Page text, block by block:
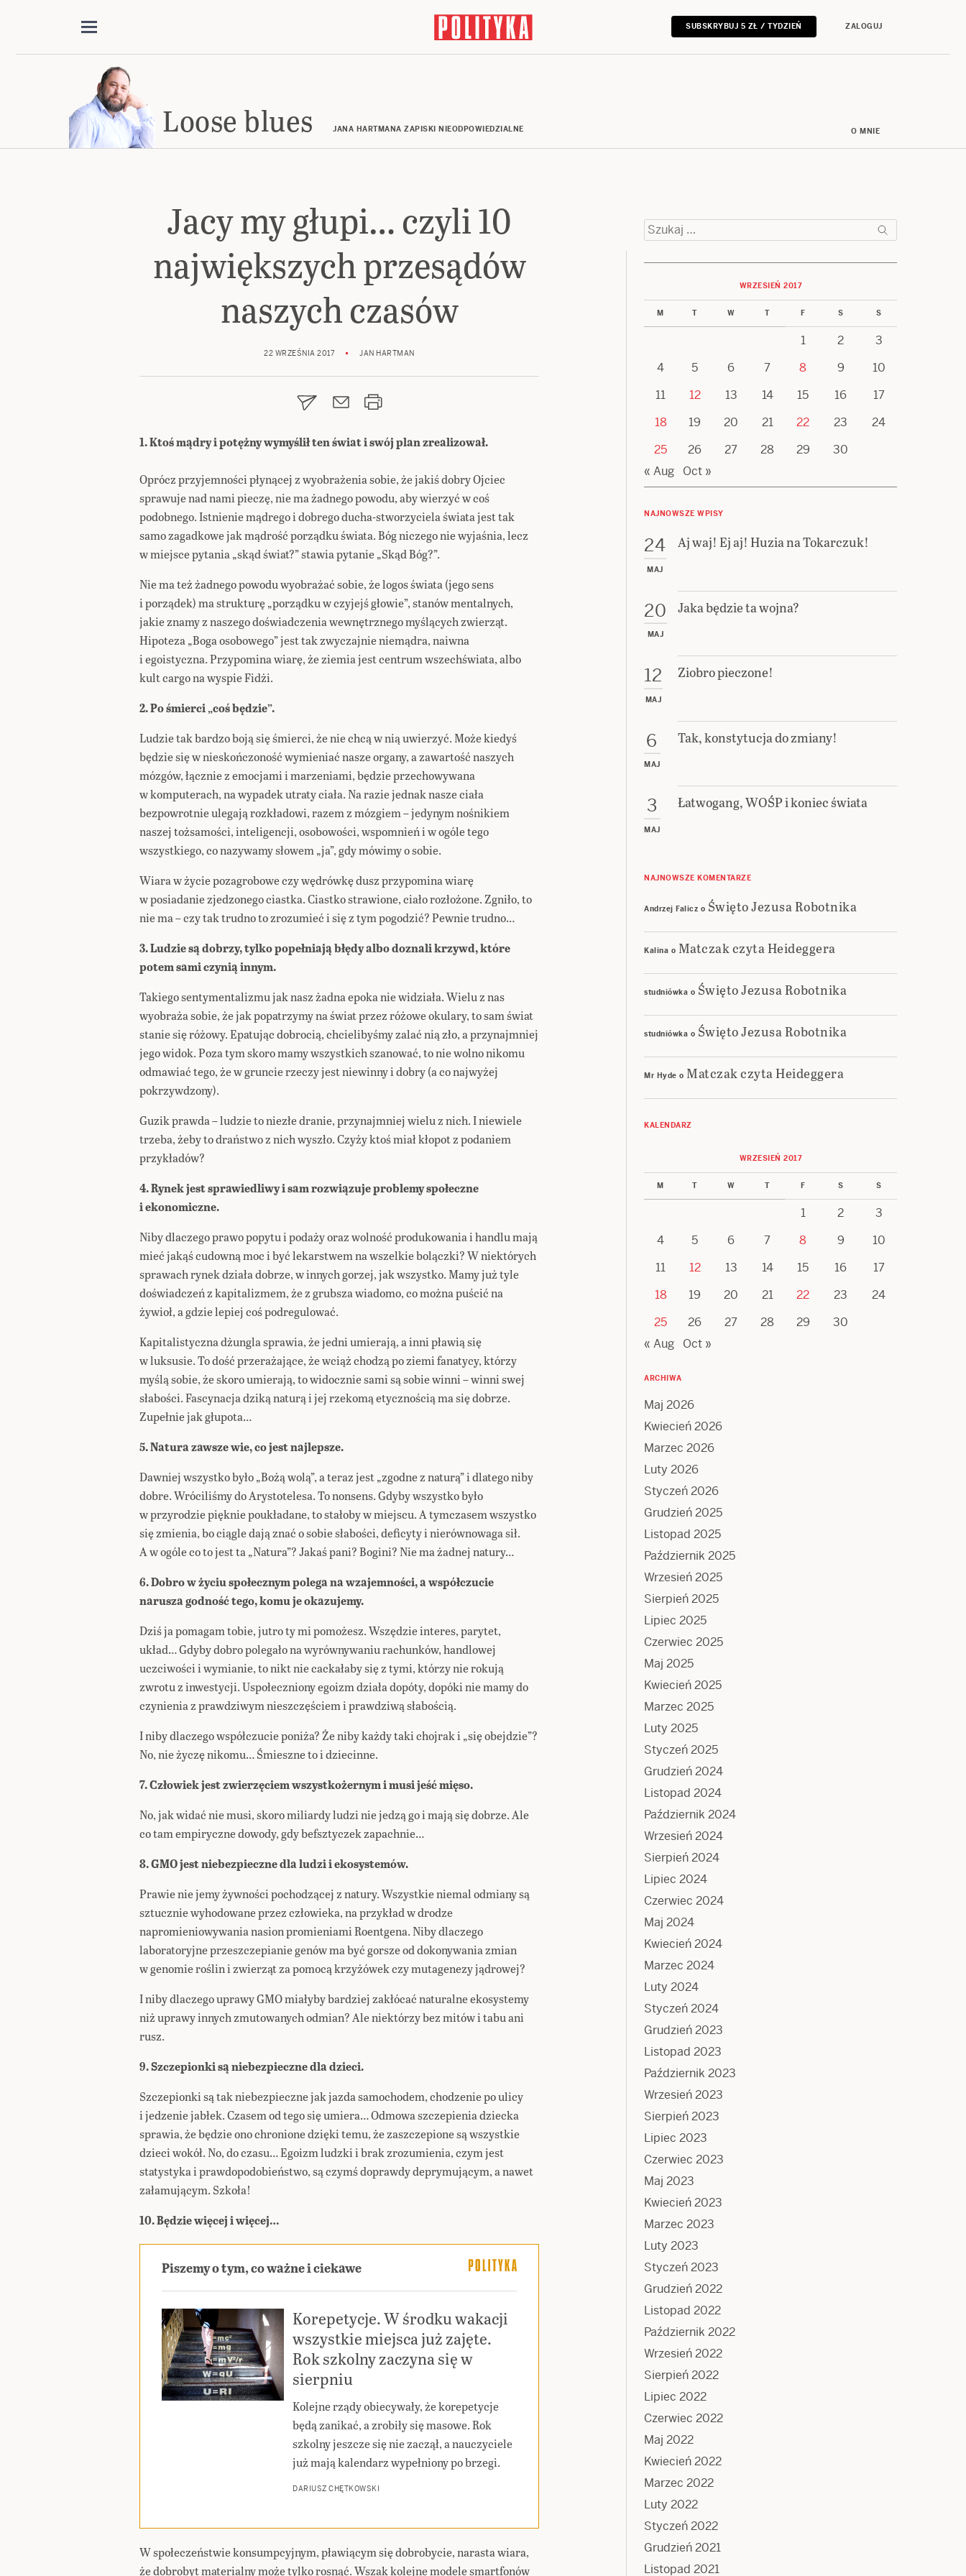
SUBSKRYBUJ 5 ZŁ / TYDZIEŃ ZALOGUJ
Loose blues JANA HARTMANA ZAPISKI NIEODPOWIEDZIALNE O MNIE
Jacy my głupi… czyli 10
największych przesądów
naszych czasów
22 WRZEŚNIA 2017 JAN HARTMAN
1. Ktoś mądry i potężny wymyślił ten świat i swój plan zrealizował.
Oprócz przyjemności płynącej z wyobrażenia sobie, że jakiś dobry Ojciec
sprawuje nad nami pieczę, nie ma żadnego powodu, aby wierzyć w coś
podobnego. Istnienie mądrego i dobrego ducha-stworzyciela świata jest tak
samo zagadkowe jak mądrość porządku świata. Bóg niczego nie wyjaśnia, lecz
w miejsce pytania „skąd świat?” stawia pytanie „Skąd Bóg?”.
Nie ma też żadnego powodu wyobrażać sobie, że logos świata (jego sens
i porządek) ma strukturę „porządku w czyjejś głowie”, stanów mentalnych,
jakie znamy z naszego doświadczenia wewnętrznego myślących zwierząt.
Hipoteza „Boga osobowego” jest tak zwyczajnie niemądra, naiwna
i egoistyczna. Przypomina wiarę, że ziemia jest centrum wszechświata, albo
kult cargo na wyspie Fidżi.
2. Po śmierci „coś będzie”.
Ludzie tak bardzo boją się śmierci, że nie chcą w nią uwierzyć. Może kiedyś
będzie się w nieskończoność wymieniać nasze organy, a zawartość naszych
mózgów, łącznie z emocjami i marzeniami, będzie przechowywana
w komputerach, na wypadek utraty ciała. Na razie jednak nasze ciała
bezpowrotnie ulegają rozkładowi, razem z mózgiem – jedynym nośnikiem
naszej tożsamości, inteligencji, osobowości, wspomnień i w ogóle tego
wszystkiego, co nazywamy słowem „ja”, gdy mówimy o sobie.
Wiara w życie pozagrobowe czy wędrówkę dusz przypomina wiarę
w posiadanie zjedzonego ciastka. Ciastko strawione, ciało rozłożone. Zgniło, to
nie ma – czy tak trudno to zrozumieć i się z tym pogodzić? Pewnie trudno…
3. Ludzie są dobrzy, tylko popełniają błędy albo doznali krzywd, które
potem sami czynią innym.
Takiego sentymentalizmu jak nasz żadna epoka nie widziała. Wielu z nas
wyobraża sobie, że jak popatrzymy na świat przez różowe okulary, to sam świat
stanie się różowy. Epatując dobrocią, chcielibyśmy zalać nią zło, a przynajmniej
jego widok. Poza tym skoro mamy wszystkich szanować, to nie wolno nikomu
odmawiać tego, że w gruncie rzeczy jest niewinny i dobry (a co najwyżej
pokrzywdzony).
Guzik prawda – ludzie to niezłe dranie, przynajmniej wielu z nich. I niewiele
trzeba, żeby to draństwo z nich wyszło. Czyży ktoś miał kłopot z podaniem
przykładów?
4. Rynek jest sprawiedliwy i sam rozwiązuje problemy społeczne
i ekonomiczne.
Niby dlaczego prawo popytu i podaży oraz wolność produkowania i handlu mają
mieć jakąś cudowną moc i być lekarstwem na wszelkie bolączki? W niektórych
sprawach rynek działa dobrze, w innych gorzej, jak wszystko. Mamy już tyle
doświadczeń z kapitalizmem, że z grubsza wiadomo, co można puścić na
żywioł, a gdzie lepiej coś podregulować.
Kapitalistyczna dżungla sprawia, że jedni umierają, a inni pławią się
w luksusie. To dość przerażające, że wciąż chodzą po ziemi fanatycy, którzy
myślą sobie, że skoro umierają, to widocznie sami są sobie winni – winni swej
słabości. Fascynacja dziką naturą i jej rzekomą etycznością ma się dobrze.
Zupełnie jak głupota…
5. Natura zawsze wie, co jest najlepsze.
Dawniej wszystko było „Bożą wolą”, a teraz jest „zgodne z naturą” i dlatego niby
dobre. Wróciliśmy do Arystotelesa. To nonsens. Gdyby wszystko było
w przyrodzie pięknie poukładane, to stałoby w miejscu. A tymczasem wszystko
się zmienia, bo ciągle dają znać o sobie słabości, deficyty i nierównowaga sił.
A w ogóle co to jest ta „Natura”? Jakaś pani? Bogini? Nie ma żadnej natury…
6. Dobro w życiu społecznym polega na wzajemności, a współczucie
narusza godność tego, komu je okazujemy.
Dziś ja pomagam tobie, jutro ty mi pomożesz. Wszędzie interes, parytet,
układ… Gdyby dobro polegało na wyrównywaniu rachunków, handlowej
uczciwości i wymianie, to nikt nie cackałaby się z tymi, którzy nie rokują
zwrotu z inwestycji. Uspołeczniony egoizm działa dopóty, dopóki nie mamy do
czynienia z prawdziwym nieszczęściem i prawdziwą słabością.
I niby dlaczego współczucie poniża? Że niby każdy taki chojrak i „się obejdzie”?
No, nie życzę nikomu… Śmieszne to i dziecinne.
7. Człowiek jest zwierzęciem wszystkożernym i musi jeść mięso.
No, jak widać nie musi, skoro miliardy ludzi nie jedzą go i mają się dobrze. Ale
co tam empiryczne dowody, gdy befsztyczek zapachnie…
8. GMO jest niebezpieczne dla ludzi i ekosystemów.
Prawie nie jemy żywności pochodzącej z natury. Wszystkie niemal odmiany są
sztucznie wyhodowane przez człowieka, na przykład w drodze
napromieniowywania nasion promieniami Roentgena. Niby dlaczego
laboratoryjne przeszczepianie genów ma być gorsze od dokonywania zmian
w genomie roślin i zwierząt za pomocą krzyżówek czy mutagenezy jądrowej?
I niby dlaczego uprawy GMO miałyby bardziej zakłócać naturalne ekosystemy
niż uprawy innych zmutowanych odmian? Ale niektórzy bez mitów i tabu ani
rusz.
9. Szczepionki są niebezpieczne dla dzieci.
Szczepionki są tak niebezpieczne jak jazda samochodem, chodzenie po ulicy
i jedzenie jabłek. Czasem od tego się umiera… Odmowa szczepienia dziecka
sprawia, że będzie ono chronione dzięki temu, że zaszczepione są wszystkie
dzieci wokół. No, do czasu… Egoizm ludzki i brak zrozumienia, czym jest
statystyka i prawdopodobieństwo, są czymś doprawdy deprymującym, a nawet
załamującym. Szkoła!
10. Będzie więcej i więcej…
Piszemy o tym, co ważne i ciekawe
Korepetycje. W środku wakacji
wszystkie miejsca już zajęte.
Rok szkolny zaczyna się w
sierpniu
Kolejne rządy obiecywały, że korepetycje
będą zanikać, a zrobiły się masowe. Rok
szkolny jeszcze się nie zaczął, a nauczyciele
już mają kalendarz wypełniony po brzegi.
DARIUSZ CHĘTKOWSKI
W społeczeństwie konsumpcyjnym, pławiącym się dobrobycie, narasta wiara,
że dobrobyt materialny może tylko rosnąć. Wszak kolejne modele smartfonów
Szukaj:
WRZESIEŃ 2017
M T W T F S S
1 2
3
4
5 6 7 8 9
10
11
12 13 14 15 16
17
18
19 20 21 22 23
24
25
26 27 28 29
30
« Aug
Oct »
NAJNOWSZE WPISY
24
MAJ
Aj waj! Ej aj! Huzia na Tokarczuk!
20
MAJ
Jaka będzie ta wojna?
12
MAJ
Ziobro pieczone!
6
MAJ
Tak, konstytucja do zmiany!
3
MAJ
Łatwogang, WOŚP i koniec świata
NAJNOWSZE KOMENTARZE
Andrzej Falicz o Święto Jezusa Robotnika
Kalina o Matczak czyta Heideggera
studniówka o Święto Jezusa Robotnika
studniówka o Święto Jezusa Robotnika
Mr Hyde o Matczak czyta Heideggera
KALENDARZ
WRZESIEŃ 2017
M T W T F S S
1 2
3
4
5 6 7 8 9
10
11
12 13 14 15 16
17
18
19 20 21 22 23
24
25
26 27 28 29
30
« Aug
Oct »
ARCHIWA
Maj 2026
Kwiecień 2026
Marzec 2026
Luty 2026
Styczeń 2026
Grudzień 2025
Listopad 2025
Październik 2025
Wrzesień 2025
Sierpień 2025
Lipiec 2025
Czerwiec 2025
Maj 2025
Kwiecień 2025
Marzec 2025
Luty 2025
Styczeń 2025
Grudzień 2024
Listopad 2024
Październik 2024
Wrzesień 2024
Sierpień 2024
Lipiec 2024
Czerwiec 2024
Maj 2024
Kwiecień 2024
Marzec 2024
Luty 2024
Styczeń 2024
Grudzień 2023
Listopad 2023
Październik 2023
Wrzesień 2023
Sierpień 2023
Lipiec 2023
Czerwiec 2023
Maj 2023
Kwiecień 2023
Marzec 2023
Luty 2023
Styczeń 2023
Grudzień 2022
Listopad 2022
Październik 2022
Wrzesień 2022
Sierpień 2022
Lipiec 2022
Czerwiec 2022
Maj 2022
Kwiecień 2022
Marzec 2022
Luty 2022
Styczeń 2022
Grudzień 2021
Listopad 2021